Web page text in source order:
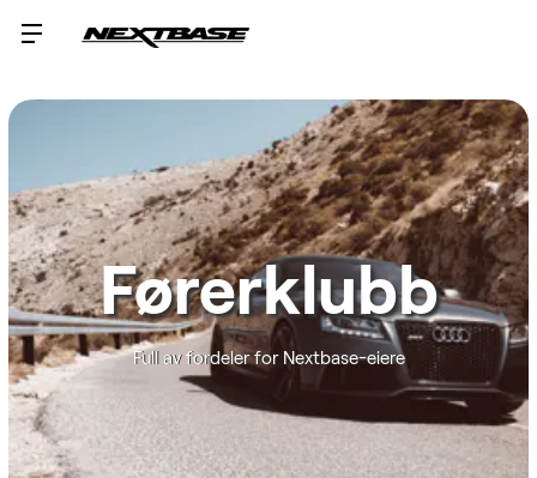
Førerklubb
Full av fordeler for Nextbase-eiere